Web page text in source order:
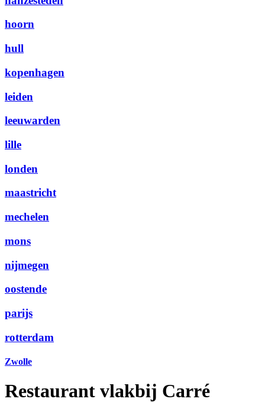
hoorn
hull
kopenhagen
leiden
leeuwarden
lille
londen
maastricht
mechelen
mons
nijmegen
oostende
parijs
rotterdam
Zwolle
Restaurant vlakbij Carré